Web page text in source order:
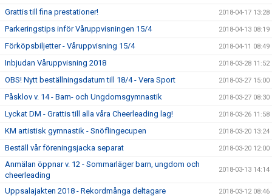
Grattis till fina prestationer! 2018-04-17 13:28
Parkeringstips inför Våruppvisningen 15/4 2018-04-13 08:19
Förköpsbiljetter - Våruppvisning 15/4 2018-04-11 08:49
Inbjudan Våruppvisning 2018 2018-03-28 11:52
OBS! Nytt beställningsdatum till 18/4 - Vera Sport 2018-03-27 15:00
Påsklov v. 14 - Barn- och Ungdomsgymnastik 2018-03-27 08:30
Lyckat DM - Grattis till alla våra Cheerleading lag! 2018-03-26 11:58
KM artistisk gymnastik - Snöflingecupen 2018-03-20 13:24
Beställ vår föreningsjacka separat 2018-03-20 12:00
Anmälan öppnar v. 12 - Sommarläger barn, ungdom och
cheerleading
2018-03-13 14:14
Uppsalajakten 2018 - Rekordmånga deltagare 2018-03-12 08:46